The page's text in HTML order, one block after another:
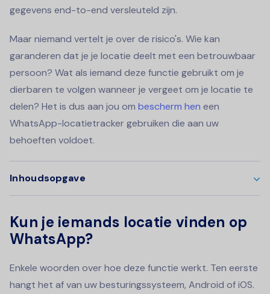
gegevens end-to-end versleuteld zijn.
Maar niemand vertelt je over de risico's. Wie kan
garanderen dat je je locatie deelt met een betrouwbaar
persoon? Wat als iemand deze functie gebruikt om je
dierbaren te volgen wanneer je vergeet om je locatie te
delen? Het is dus aan jou om bescherm hen een
WhatsApp-locatietracker gebruiken die aan uw
behoeften voldoet.
Inhoudsopgave
Kun je iemands locatie vinden op
WhatsApp?
Enkele woorden over hoe deze functie werkt. Ten eerste
hangt het af van uw besturingssysteem, Android of iOS.